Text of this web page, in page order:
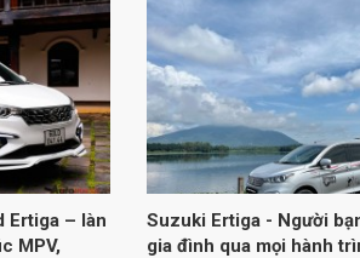
Ertiga – làn
MPV,
Suzuki Ertiga - Người
gia đình qua mọi hành